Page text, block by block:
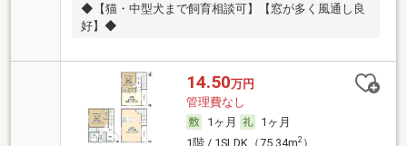
◆【猫・中型犬まで飼育相談可】【窓が多く風通し良
好】◆
14.50万円
管理費なし
1ヶ月
1ヶ月
1階 / 1SLDK（75.34m2）